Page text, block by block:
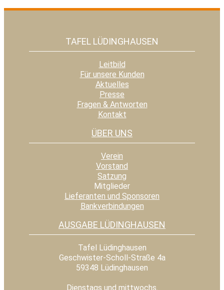
TAFEL LÜDINGHAUSEN
Leitbild
Für unsere Kunden
Aktuelles
Presse
Fragen & Antworten
Kontakt
ÜBER UNS
Verein
Vorstand
Satzung
Mitglieder
Lieferanten und Sponsoren
Bankverbindungen
AUSGABE LÜDINGHAUSEN
Tafel Lüdinghausen
Geschwister-Scholl-Straße 4a
59348 Lüdinghausen
Dienstags und mittwochs.